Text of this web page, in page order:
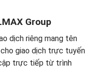
Group
dịch riêng mang tên
giao dịch trực tuyến
trực tiếp từ trình